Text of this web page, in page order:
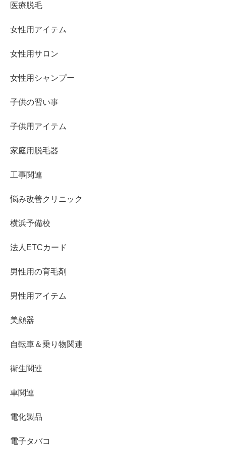
医療脱毛
女性用アイテム
女性用サロン
女性用シャンプー
子供の習い事
子供用アイテム
家庭用脱毛器
工事関連
悩み改善クリニック
横浜予備校
法人ETCカード
男性用の育毛剤
男性用アイテム
美顔器
自転車＆乗り物関連
衛生関連
車関連
電化製品
電子タバコ